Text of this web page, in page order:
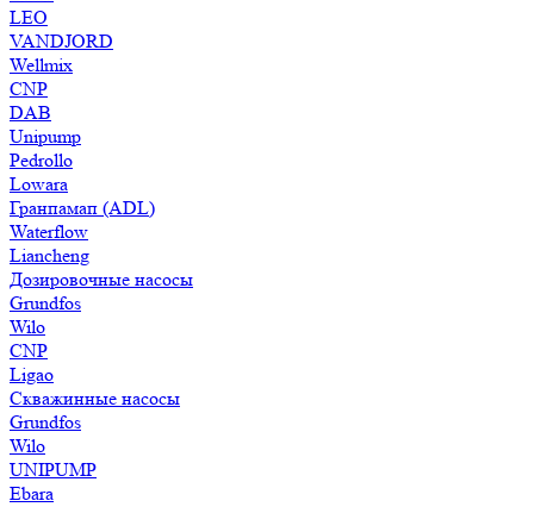
LEO
VANDJORD
Wellmix
CNP
DAB
Unipump
Pedrollo
Lowara
Гранпамап (ADL)
Waterflow
Liancheng
Дозировочные насосы
Grundfos
Wilo
CNP
Ligao
Скважинные насосы
Grundfos
Wilo
UNIPUMP
Ebara